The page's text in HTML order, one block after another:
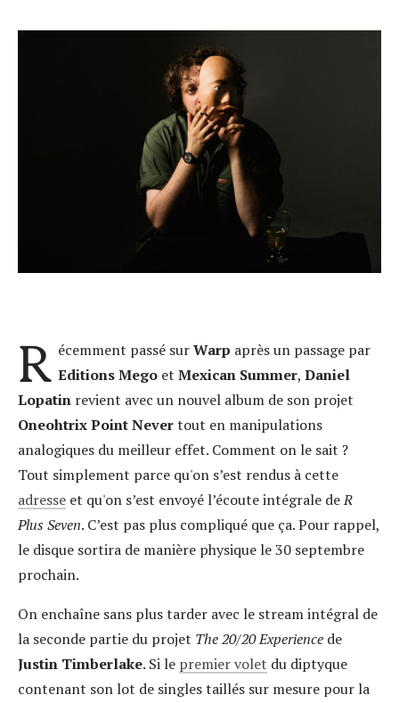
R écemment passé surWarp après un passage par
Editions Megoet Mexican Summer, Daniel
Lopatin revient avec un nouvel album de son projet
Oneohtrix Point Nevertout en manipulations
analogiques du meilleur effet. Comment on le sait ?
Tout simplement parce qu'on s’est rendus à cette
adresse et qu'on s’est envoyé l’écoute intégrale deR
Plus Seven. C’est pas plus compliqué que ça. Pour rappel,
le disque sortira de manière physique le 30 septembre
prochain.
On enchaîne sans plus tarder avec le stream intégral de
la seconde partie du projet The 20/20 Experience de
Justin Timberlake. Si le premier volet du diptyque
contenant son lot de singles taillés sur mesure pour la